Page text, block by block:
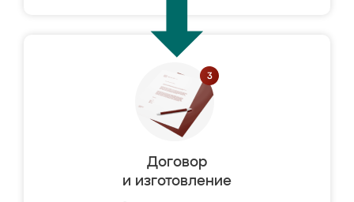
Договор
и изготовление